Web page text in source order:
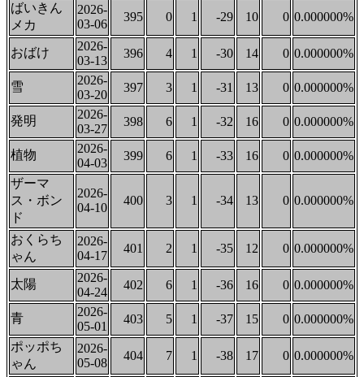
ばいきん
メカ
2026-
03-06
395 0 1 -29 10 0 0.000000%
おばけ
2026-
03-13
396 4 1 -30 14 0 0.000000%
雪
2026-
03-20
397 3 1 -31 13 0 0.000000%
発明
2026-
03-27
398 6 1 -32 16 0 0.000000%
植物
2026-
04-03
399 6 1 -33 16 0 0.000000%
ザーマ
ス・ボン
ド
2026-
04-10
400 3 1 -34 13 0 0.000000%
おくらち
ゃん
2026-
04-17
401 2 1 -35 12 0 0.000000%
太陽
2026-
04-24
402 6 1 -36 16 0 0.000000%
青
2026-
05-01
403 5 1 -37 15 0 0.000000%
ポッポち
ゃん
2026-
05-08
404 7 1 -38 17 0 0.000000%